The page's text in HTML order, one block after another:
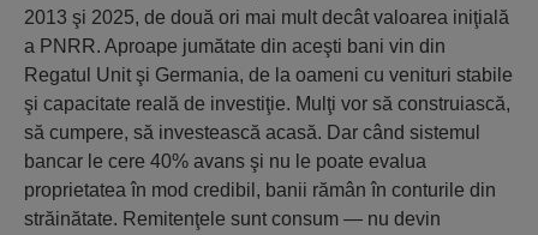
2013 şi 2025, de două ori mai mult decât valoarea iniţială
a PNRR. Aproape jumătate din aceşti bani vin din
Regatul Unit şi Germania, de la oameni cu venituri stabile
şi capacitate reală de investiţie. Mulţi vor să construiască,
să cumpere, să investească acasă. Dar când sistemul
bancar le cere 40% avans şi nu le poate evalua
proprietatea în mod credibil, banii rămân în conturile din
străinătate. Remitenţele sunt consum — nu devin